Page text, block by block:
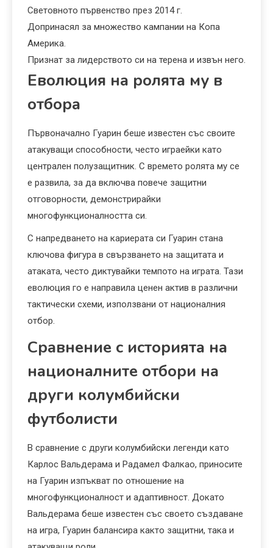
Световното първенство през 2014 г.
Допринасял за множество кампании на Копа
Америка.
Признат за лидерството си на терена и извън него.
Еволюция на ролята му в
отбора
Първоначално Гуарин беше известен със своите
атакуващи способности, често играейки като
централен полузащитник. С времето ролята му се
е развила, за да включва повече защитни
отговорности, демонстрирайки
многофункционалността си.
С напредването на кариерата си Гуарин стана
ключова фигура в свързването на защитата и
атаката, често диктувайки темпото на играта. Тази
еволюция го е направила ценен актив в различни
тактически схеми, използвани от националния
отбор.
Сравнение с историята на
националните отбори на
други колумбийски
футболисти
В сравнение с други колумбийски легенди като
Карлос Вальдерама и Радамел Фалкао, приносите
на Гуарин изпъкват по отношение на
многофункционалност и адаптивност. Докато
Вальдерама беше известен със своето създаване
на игра, Гуарин балансира както защитни, така и